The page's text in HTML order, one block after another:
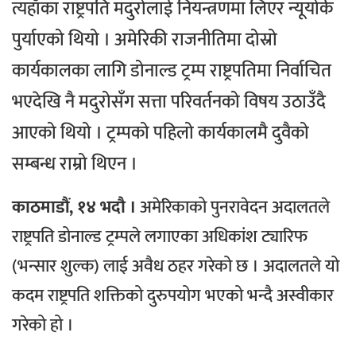
त्यहाँका राष्ट्रपति मदुरोलाई नियन्त्रणमा लिएर न्यूयोर्क
पुर्याएको थियो । अमेरिकी राजनीतिमा दोस्रो
कार्यकालका लागि डोनाल्ड ट्रम्प राष्ट्रपतिमा निर्वाचित
भएदेखि नै मदुरोसँग सत्ता परिवर्तनको विषय उठाउँदै
आएको थियो । ट्रम्पको पहिलो कार्यकालमै दुवैको
सम्बन्ध राम्रो थिएन ।
काठमाडौं, १४ भदौ ।अमेरिकाको पुनरावेदन अदालतले
राष्ट्रपति डोनाल्ड ट्रम्पले लगाएका अधिकांश ट्यारिफ
(भन्सार शुल्क) लाई अवैध ठहर गरेको छ । अदालतले यो
कदम राष्ट्रपति शक्तिको दुरुपयोग भएको भन्दै अस्वीकार
गरेको हो ।